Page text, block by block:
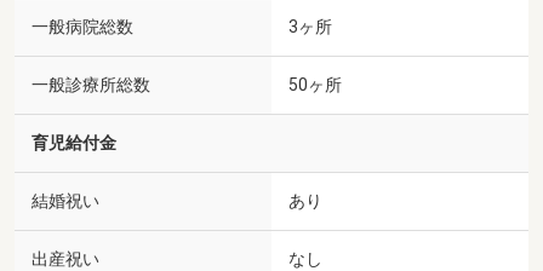
一般病院総数 3ヶ所
一般診療所総数 50ヶ所
育児給付金
結婚祝い あり
出産祝い なし